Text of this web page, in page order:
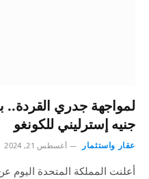
جنيه إسترليني للكونغو
عقار واستثمار أغسطس 21, 2024